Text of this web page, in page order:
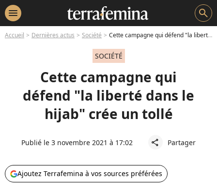
menu search
Accueil Dernières actus Société Cette campagne qui défend "la liberté dans le hijab" crée un tollé
SOCIÉTÉ
Cette campagne qui
défend "la liberté dans le
hijab" crée un tollé
Publié le 3 novembre 2021 à 17:02 share Partager
Ajoutez Terrafemina à vos sources préférées